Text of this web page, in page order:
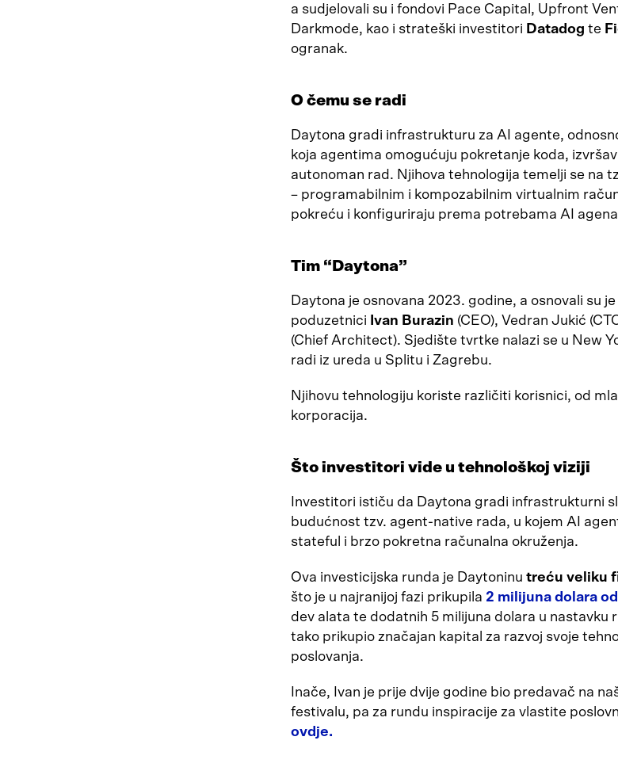
a sudjelovali su i fondovi Pace Capital, Upfront
Darkmode, kao i strateški investitori Datadog te
ogranak.
O čemu se radi
Daytona gradi infrastrukturu za AI agente,
koja agentima omogućuju pokretanje koda,
autonoman rad. Njihova tehnologija temelji se na
– programabilnim i kompozabilnim virtualnim
pokreću i konfiguriraju prema potrebama AI
Tim “Daytona”
Daytona je osnovana 2023. godine, a osnovali su
poduzetnici Ivan Burazin (CEO), Vedran Jukić
(Chief Architect). Sjedište tvrtke nalazi se u New
radi iz ureda u Splitu i Zagrebu.
Njihovu tehnologiju koriste različiti korisnici, od
korporacija.
Što investitori vide u tehnološkoj viziji
Investitori ističu da Daytona gradi infrastrukturni
budućnost tzv. agent-native rada, u kojem AI
stateful i brzo pokretna računalna okruženja.
Ova investicijska runda je Daytoninu treću veliku
što je u najranijoj fazi prikupila 2 milijuna dolara
dev alata te dodatnih 5 milijuna dolara u nastavku
tako prikupio značajan kapital za razvoj svoje
poslovanja.
Inače, Ivan je prije dvije godine bio predavač na
festivalu, pa za rundu inspiracije za vlastite
ovdje.